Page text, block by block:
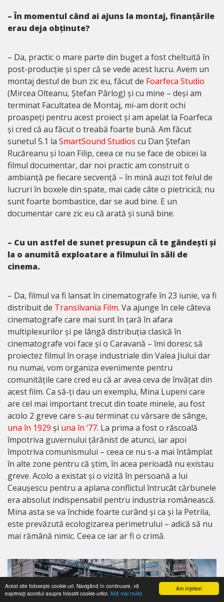
Am înţeles!
Acest site foloseşte cookie-uri. Navigând în continuare, vă
exprimaţi acordul asupra folosirii cookie-urilor. Află mai multe
– În momentul când ai ajuns la montaj, finanțările
erau deja obținute?
– Da, practic o mare parte din buget a fost cheltuită în
post-producție și sper că se vede acest lucru. Avem un
montaj destul de bun zic eu, făcut de Foarfeca Studio
(Mircea Olteanu, Ștefan Pârlog) și cu mine – deși am
terminat Facultatea de Montaj, mi-am dorit ochi
proaspeți pentru acest proiect și am apelat la Foarfeca
și cred că au făcut o treabă foarte bună. Am făcut
sunetul 5.1 la SmartSound Studios cu Dan Ștefan
Rucăreanu și Ioan Filip, ceea ce nu se face de obicei la
filmul documentar, dar noi practic am construit o
ambianță pe fiecare secvență – în mină auzi tot felul de
lucruri în boxele din spate, mai cade câte o pietricică; nu
sunt foarte bombastice, dar se aud bine. E un
documentar care zic eu că arată și sună bine.
– Cu un astfel de sunet presupun că te gândești și
la o anumită exploatare a filmului în săli de
cinema.
– Da, filmul va fi lansat în cinematografe în 23 iunie, va fi
distribuit de Transilvania Film. Va ajunge în cele câteva
cinematografe care mai sunt în țară în afara
multiplexurilor și pe lângă distribuția clasică în
cinematografe voi face și o Caravană – îmi doresc să
proiectez filmul în orașe industriale din Valea Jiului dar
nu numai, vom organiza evenimente pentru
comunitățile care cred eu că ar avea ceva de învățat din
acest film. Ca să-ți dau un exemplu, Mina Lupeni care
are cel mai important trecut din toate minele, au fost
acolo 2 greve care s-au terminat cu vărsare de sânge,
una în 1929 și una în ‘77. La prima a fost o răscoală
împotriva guvernului țărănist de atunci, iar apoi
împotriva comunismului – ceea ce nu s-a mai întâmplat
în alte zone pentru că știm, în acea perioadă nu existau
greve. Acolo a existat și o vizită în persoană a lui
Ceaușescu pentru a aplana conflictul întrucât cărbunele
era absolut indispensabil pentru industria românească.
Mina asta se va închide foarte curând și ca și la Petrila,
este prevăzută ecologizarea perimetrului – adică să nu
mai rămână nimic. Ceea ce iar ar fi o crimă.